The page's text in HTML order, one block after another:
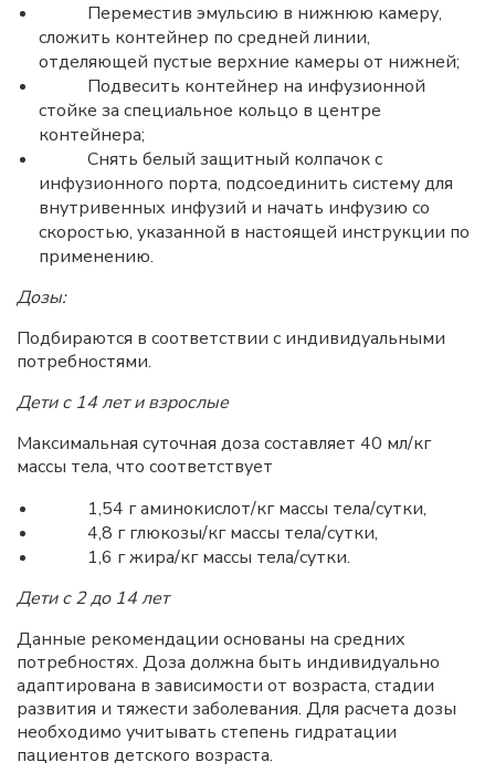
Переместив эмульсию в нижнюю камеру,
сложить контейнер по средней линии,
отделяющей пустые верхние камеры от нижней;
Подвесить контейнер на инфузионной
стойке за специальное кольцо в центре
контейнера;
Снять белый защитный колпачок с
инфузионного порта, подсоединить систему для
внутривенных инфузий и начать инфузию со
скоростью, указанной в настоящей инструкции по
применению.
Дозы:
Подбираются в соответствии с индивидуальными
потребностями.
Дети с 14 лет и взрослые
Максимальная суточная доза составляет 40 мл/кг
массы тела, что соответствует
1,54 г аминокислот/кг массы тела/сутки,
4,8 г глюкозы/кг массы тела/сутки,
1,6 г жира/кг массы тела/сутки.
Дети с 2 до 14 лет
Данные рекомендации основаны на средних
потребностях. Доза должна быть индивидуально
адаптирована в зависимости от возраста, стадии
развития и тяжести заболевания. Для расчета дозы
необходимо учитывать степень гидратации
пациентов детского возраста.